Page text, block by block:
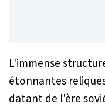
L'immense
étonnantes
datant de l'ère